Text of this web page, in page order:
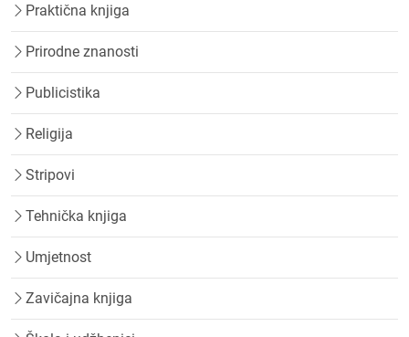
Praktična knjiga
Prirodne znanosti
Publicistika
Religija
Stripovi
Tehnička knjiga
Umjetnost
Zavičajna knjiga